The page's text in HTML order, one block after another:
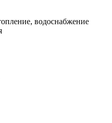
водоснабжение